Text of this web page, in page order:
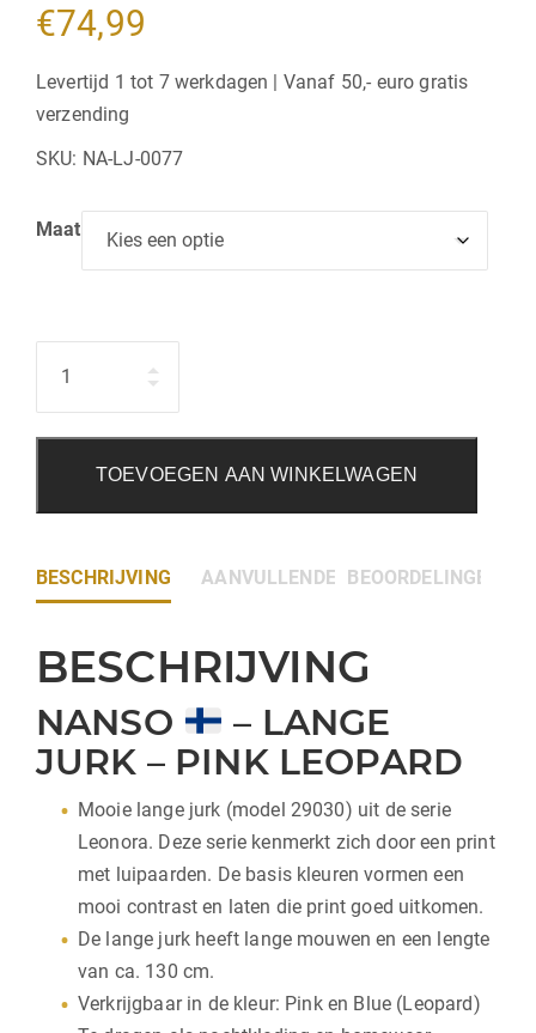
€74,99
Levertijd 1 tot 7 werkdagen | Vanaf 50,- euro gratis
verzending
SKU: NA-LJ-0077
Maat
TOEVOEGEN AAN WINKELWAGEN
BESCHRIJVING AANVULLENDE INFORMATIE
BEOORDELINGEN (0)
BESCHRIJVING
NANSO
– LANGE
JURK – PINK LEOPARD
Mooie lange jurk (model 29030) uit de serie
Leonora. Deze serie kenmerkt zich door een print
met luipaarden. De basis kleuren vormen een
mooi contrast en laten die print goed uitkomen.
De lange jurk heeft lange mouwen en een lengte
van ca. 130 cm.
Verkrijgbaar in de kleur: Pink en Blue (Leopard)